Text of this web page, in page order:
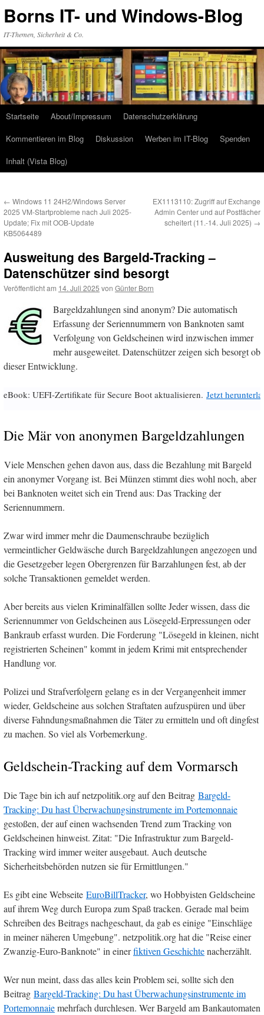
Inhalt
Borns IT- und Windows-Blog
IT-Themen, Sicherheit & Co.
Startseite About/Impressum
Datenschutzerklärung
Kommentieren im Blog
Diskussion Werben im IT-Blog
Spenden
Inhalt (Vista Blog)
← Windows 11 24H2/Windows Server
2025 VM-Startprobleme nach Juli 2025-
Update; Fix mit OOB-Update
KB5064489
EX1113110: Zugriff auf Exchange
Admin Center und auf Postfächer
scheitert (11.-14. Juli 2025) →
Ausweitung des Bargeld-Tracking –
Datenschützer sind besorgt
Veröffentlicht am 14. Juli 2025 von Günter Born
Bargeldzahlungen sind anonym? Die automatisch
Erfassung der Seriennummern von Banknoten samt
Verfolgung von Geldscheinen wird inzwischen immer
mehr ausgeweitet. Datenschützer zeigen sich besorgt ob
dieser Entwicklung.
eBook: UEFI-Zertifikate für Secure Boot aktualisieren. Jetzt
Die Mär von anonymen Bargeldzahlungen
Viele Menschen gehen davon aus, dass die Bezahlung mit Bargeld
ein anonymer Vorgang ist. Bei Münzen stimmt dies wohl noch, aber
bei Banknoten weitet sich ein Trend aus: Das Tracking der
Seriennummern.
Zwar wird immer mehr die Daumenschraube bezüglich
vermeintlicher Geldwäsche durch Bargeldzahlungen angezogen und
die Gesetzgeber legen Obergrenzen für Barzahlungen fest, ab der
solche Transaktionen gemeldet werden.
Aber bereits aus vielen Kriminalfällen sollte Jeder wissen, dass die
Seriennummer von Geldscheinen aus Lösegeld-Erpressungen oder
Bankraub erfasst wurden. Die Forderung "Lösegeld in kleinen, nicht
registrierten Scheinen" kommt in jedem Krimi mit entsprechender
Handlung vor.
Polizei und Strafverfolgern gelang es in der Vergangenheit immer
wieder, Geldscheine aus solchen Straftaten aufzuspüren und über
diverse Fahndungsmaßnahmen die Täter zu ermitteln und oft dingfest
zu machen. So viel als Vorbemerkung.
Geldschein-Tracking auf dem Vormarsch
Die Tage bin ich auf netzpolitik.org auf den Beitrag Bargeld-
Tracking: Du hast Überwachungsinstrumente im Portemonnaie
gestoßen, der auf einen wachsenden Trend zum Tracking von
Geldscheinen hinweist. Zitat: "Die Infrastruktur zum Bargeld-
Tracking wird immer weiter ausgebaut. Auch deutsche
Sicherheitsbehörden nutzen sie für Ermittlungen."
Es gibt eine Webseite EuroBillTracker, wo Hobbyisten Geldscheine
auf ihrem Weg durch Europa zum Spaß tracken. Gerade mal beim
Schreiben des Beitrags nachgeschaut, da gab es einige "Einschläge
in meiner näheren Umgebung". netzpolitik.org hat die "Reise einer
Zwanzig-Euro-Banknote" in einerfiktiven Geschichtenacherzählt.
Wer nun meint, dass das alles kein Problem sei, sollte sich den
Beitrag Bargeld-Tracking: Du hast Überwachungsinstrumente im
Portemonnaiemehrfach durchlesen. Wer Bargeld am Bankautomaten